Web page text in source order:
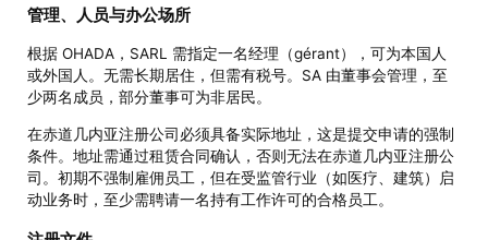
管理、人员与办公场所
根据 OHADA，SARL 需指定一名经理（gérant），可为本国人
或外国人。无需长期居住，但需有税号。SA 由董事会管理，至
少两名成员，部分董事可为非居民。
在赤道几内亚注册公司必须具备实际地址，这是提交申请的强制
条件。地址需通过租赁合同确认，否则无法在赤道几内亚注册公
司。初期不强制雇佣员工，但在受监管行业（如医疗、建筑）启
动业务时，至少需聘请一名持有工作许可的合格员工。